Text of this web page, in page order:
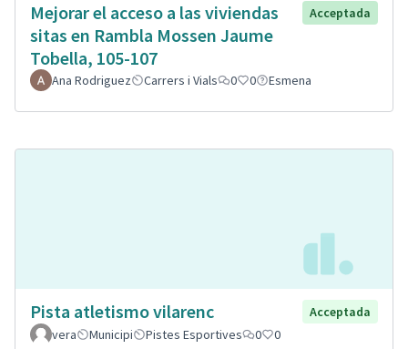
Mejorar el acceso a las viviendas
sitas en Rambla Mossen Jaume
Tobella, 105-107
Acceptada
Ana Rodriguez Carrers i Vials 0 0 Esmena
Pista atletismo vilarenc
Acceptada
vera
Municipi Pistes Esportives 0 0